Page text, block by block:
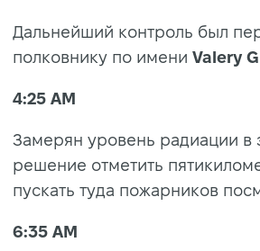
Дальнейший контроль был
полковнику по имени Valery
4:25 AM
Замерян уровень радиации в
решение отметить
пускать туда пожарников
6:35 AM